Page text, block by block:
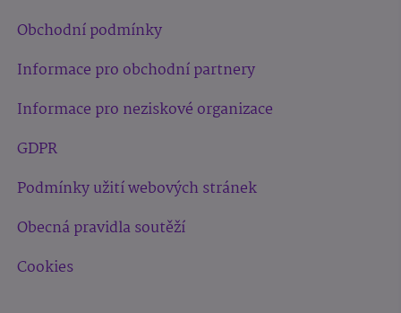
Obchodní podmínky
Informace pro obchodní partnery
Informace pro neziskové organizace
GDPR
Podmínky užití webových stránek
Obecná pravidla soutěží
Cookies